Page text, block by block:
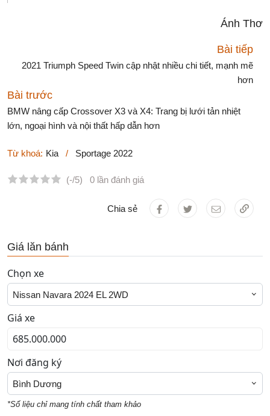
Ánh Thơ
Bài tiếp
2021 Triumph Speed Twin cập nhật nhiều chi tiết, mạnh mẽ
hơn
Bài trước
BMW nâng cấp Crossover X3 và X4: Trang bị lưới tản nhiệt
lớn, ngoại hình và nội thất hấp dẫn hơn
Từ khoá: Kia / Sportage 2022
(-/5) 0 lần đánh giá
Chia sẻ
Giá lăn bánh
Chọn xe
Nissan Navara 2024 EL 2WD
Giá xe
Nơi đăng ký
Bình Dương
*Số liệu chỉ mang tính chất tham khảo